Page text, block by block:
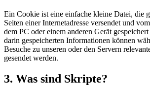
Ein Cookie ist eine einfache kleine Datei, die
Seiten einer Internetadresse versendet und
dem PC oder einem anderen Gerät
darin gespeicherten Informationen können
Besuche zu unseren oder den Servern
gesendet werden.
3. Was sind Skripte?